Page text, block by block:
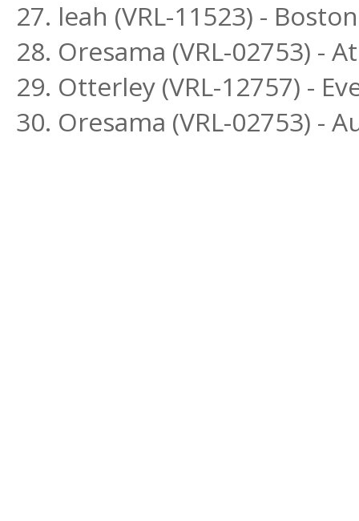
27. leah (VRL-11523) -
28. Oresama (VRL-02753) -
29. Otterley (VRL-12757) -
30. Oresama (VRL-02753) -